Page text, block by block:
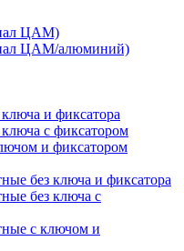
ЦАМ)
ЦАМ/алюминий)
и фиксатора
с фиксатором
и фиксатором
без ключа и фиксатора
без ключа с
с ключом и